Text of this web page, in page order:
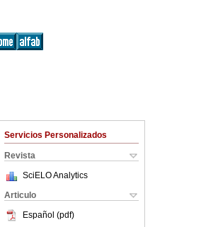
Servicios Personalizados
Revista
SciELO Analytics
Articulo
Español (pdf)